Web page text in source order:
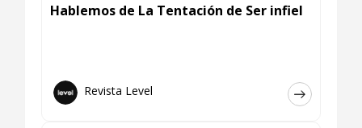
Hablemos de La Tentación de Ser infiel
Revista Level